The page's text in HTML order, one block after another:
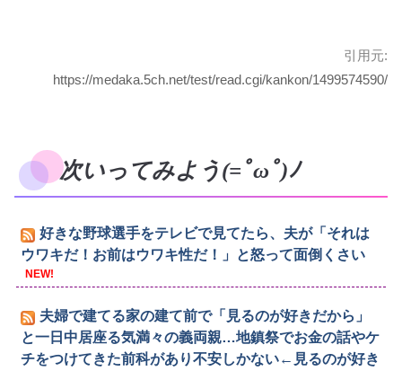
引用元:
https://medaka.5ch.net/test/read.cgi/kankon/1499574590/
次いってみよう(=ﾟωﾟ)ﾉ
好きな野球選手をテレビで見てたら、夫が「それは
ウワキだ！お前はウワキ性だ！」と怒って面倒くさい
NEW!
夫婦で建てる家の建て前で「見るのが好きだから」
と一日中居座る気満々の義両親…地鎮祭でお金の話やケ
チをつけてきた前科があり不安しかない←見るのが好き